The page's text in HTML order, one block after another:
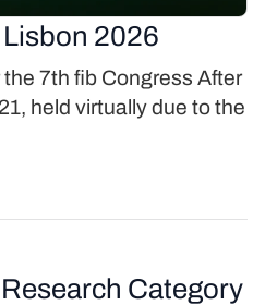
2026
7th fib Congress After
held virtually due to the
Category